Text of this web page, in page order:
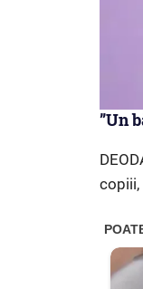
”Un
copiii,